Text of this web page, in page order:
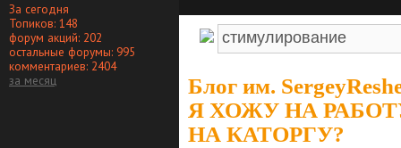
За сегодня
Топиков: 148
форум акций: 202
остальные форумы: 995
комментариев: 2404
за месяц
Блог им.
Я ХОЖУ НА
НА КАТОРГУ?